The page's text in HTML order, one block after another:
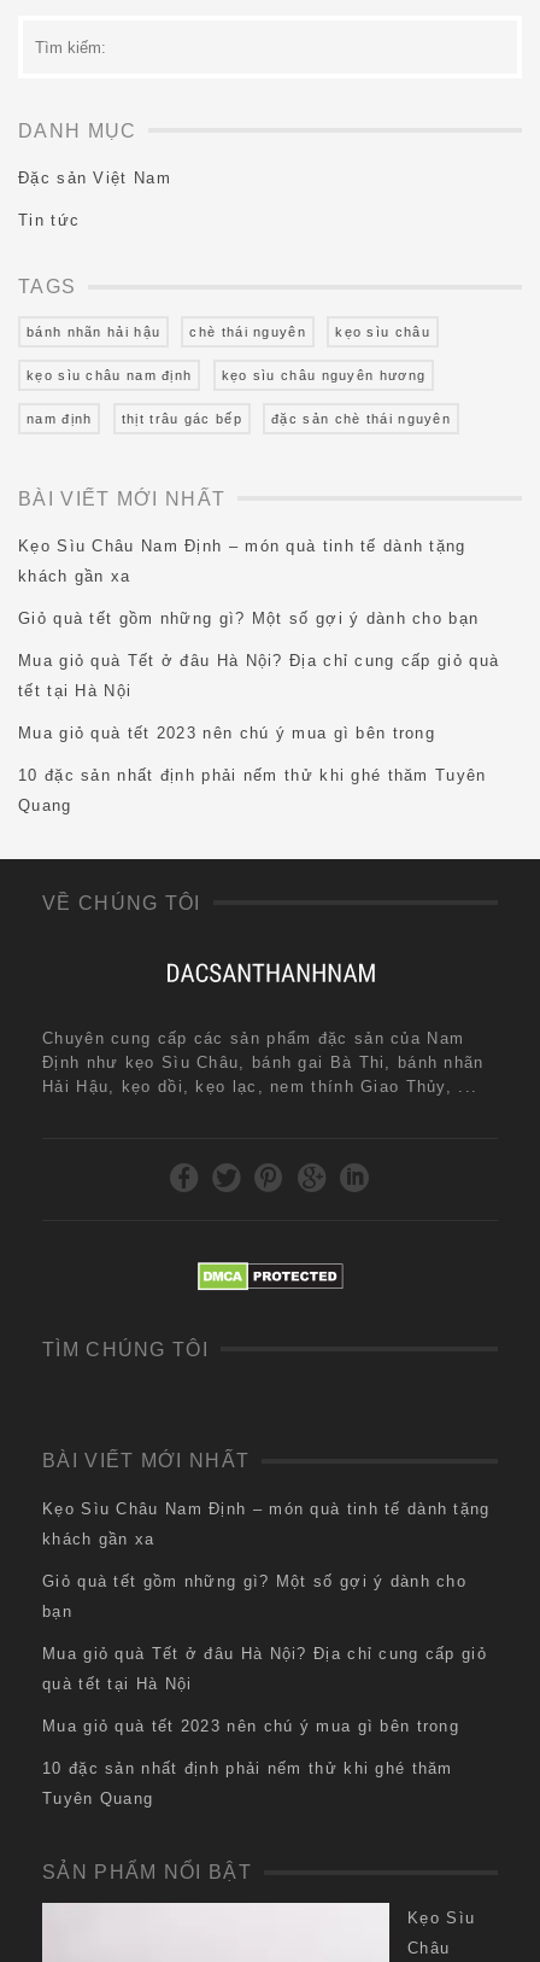
kiếm:
DANH MỤC
Đặc sản Việt Nam
Tin tức
TAGS
bánh nhãn hải hậu chè thái nguyên kẹo sìu châu
kẹo sìu châu nam định kẹo sìu châu nguyên hương
nam định thịt trâu gác bếp đặc sản chè thái nguyên
BÀI VIẾT MỚI NHẤT
Kẹo Sìu Châu Nam Định – món quà tinh tế dành tặng
khách gần xa
Giỏ quà tết gồm những gì? Một số gợi ý dành cho bạn
Mua giỏ quà Tết ở đâu Hà Nội? Địa chỉ cung cấp giỏ quà
tết tại Hà Nội
Mua giỏ quà tết 2023 nên chú ý mua gì bên trong
10 đặc sản nhất định phải nếm thử khi ghé thăm Tuyên
Quang
VỀ CHÚNG TÔI
Chuyên cung cấp các sản phẩm đặc sản của Nam
Định như kẹo Sìu Châu, bánh gai Bà Thi, bánh nhãn
Hải Hậu, kẹo dồi, kẹo lạc, nem thính Giao Thủy, ...
TÌM CHÚNG TÔI
BÀI VIẾT MỚI NHẤT
Kẹo Sìu Châu Nam Định – món quà tinh tế dành tặng
khách gần xa
Giỏ quà tết gồm những gì? Một số gợi ý dành cho
bạn
Mua giỏ quà Tết ở đâu Hà Nội? Địa chỉ cung cấp giỏ
quà tết tại Hà Nội
Mua giỏ quà tết 2023 nên chú ý mua gì bên trong
10 đặc sản nhất định phải nếm thử khi ghé thăm
Tuyên Quang
SẢN PHẨM NỔI BẬT
Kẹo Sìu
Châu